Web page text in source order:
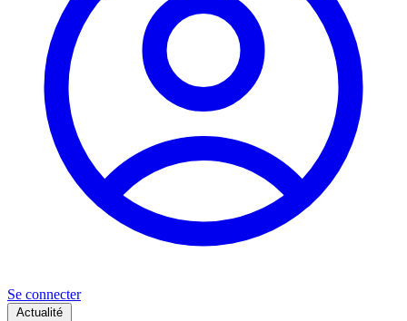
Se connecter
Actualité